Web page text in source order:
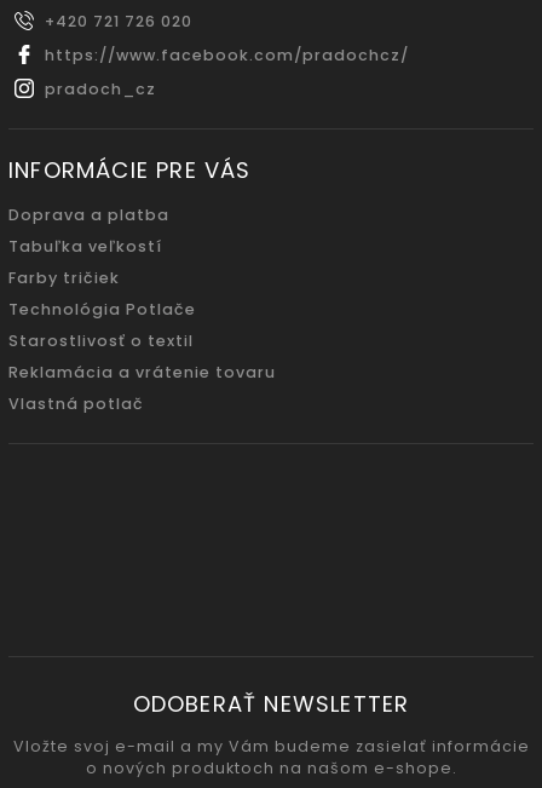
+420 721 726 020
https://www.facebook.com/pradochcz/
pradoch_cz
INFORMÁCIE PRE VÁS
Doprava a platba
Tabuľka veľkostí
Farby tričiek
Technológia Potlače
Starostlivosť o textil
Reklamácia a vrátenie tovaru
Vlastná potlač
ODOBERAŤ NEWSLETTER
Vložte svoj e-mail a my Vám budeme zasielať informácie
o nových produktoch na našom e-shope.